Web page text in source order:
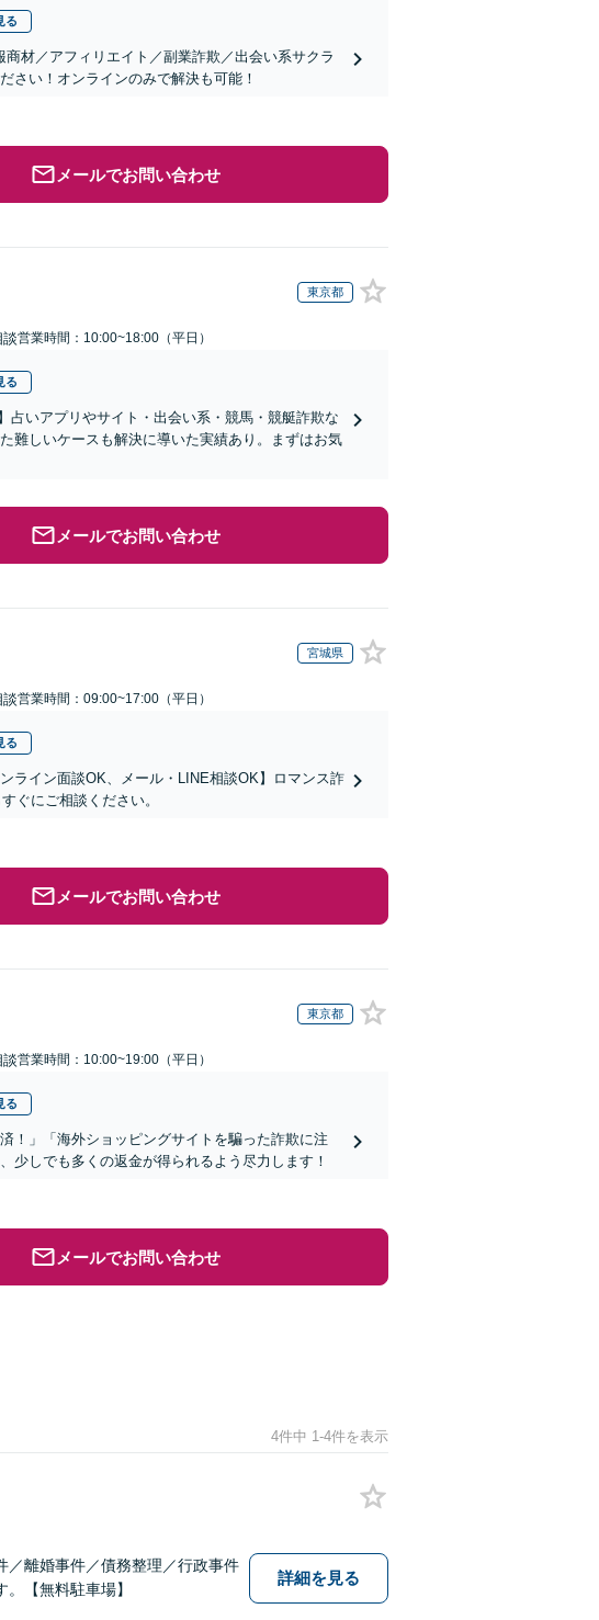
る
材／アフィリエイト／副業詐欺／出会い系サクラ
さい！オンラインのみで解決も可能！
メールでお問い合わせ
東京都
営業時間：10:00~18:00（平日）
る
占いアプリやサイト・出会い系・競馬・競艇詐欺な
難しいケースも解決に導いた実績あり。まずはお気
メールでお問い合わせ
宮城県
営業時間：09:00~17:00（平日）
る
ライン面談OK、メール・LINE相談OK】ロマンス詐
ぐにご相談ください。
メールでお問い合わせ
東京都
営業時間：10:00~19:00（平日）
る
！」「海外ショッピングサイトを騙った詐欺に注
少しでも多くの返金が得られるよう尽力します！
メールでお問い合わせ
4件中 1-4件を表示
／離婚事件／債務整理／行政事件
【無料駐車場】
詳細を見る